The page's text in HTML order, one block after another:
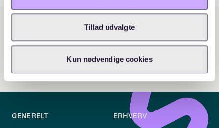
Tillad udvalgte
Kun nødvendige cookies
GENERELT ERHVERV